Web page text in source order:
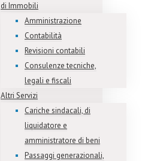
di Immobili
Amministrazione
Contabilità
Revisioni contabili
Consulenze tecniche,
legali e fiscali
Altri Servizi
Cariche sindacali, di
liquidatore e
amministratore di beni
Passaggi generazionali,